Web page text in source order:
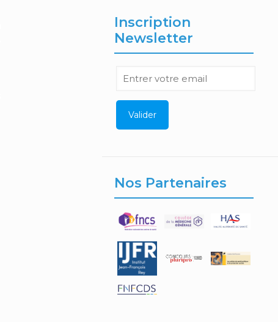
Inscription
Newsletter
Nos Partenaires